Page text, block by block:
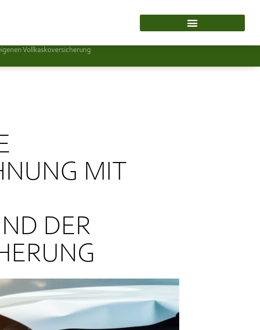
Vollkaskoversicherung
MIT
DER